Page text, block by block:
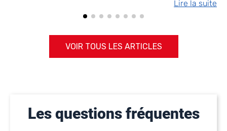
Lire la suite
VOIR TOUS LES ARTICLES
Les questions fréquentes